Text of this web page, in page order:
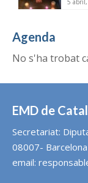
5
Agenda
No s'ha trobat
EMD de
Secretariat:
08007- Barcelona
email: